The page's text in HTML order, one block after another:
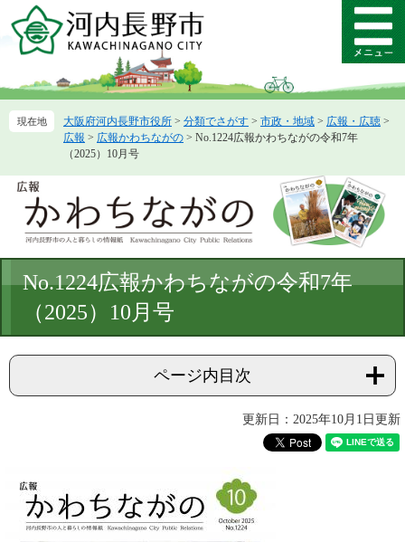
ー
先
ニ
を
メ
ニ
ー
大阪府河内長野市役所 > 分類でさがす > 市政・地域 > 広報・広聴 >
広報 > 広報かわちながの > No.1224広報かわちながの令和7年
（2025）10月号
文
No.1224広報かわちながの令和7年
（2025）10月号
ページ内目次
更新日：2025年10月1日更新